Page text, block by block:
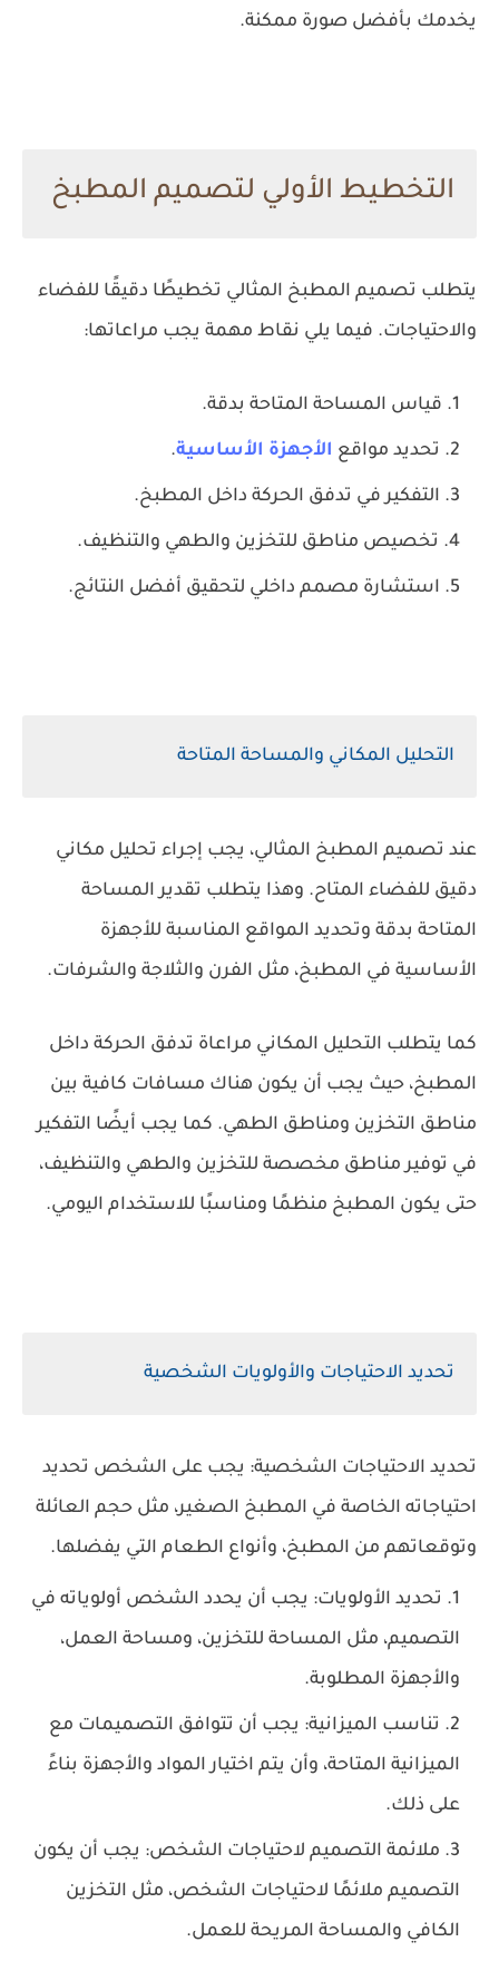
يخدمك بأفضل صورة ممكنة.
التخطيط الأولي لتصميم المطبخ
يتطلب تصميم المطبخ المثالي تخطيطًا دقيقًا للفضاء
والاحتياجات. فيما يلي نقاط مهمة يجب مراعاتها:
قياس المساحة المتاحة بدقة.
تحديد مواقع الأجهزة الأساسية.
التفكير في تدفق الحركة داخل المطبخ.
تخصيص مناطق للتخزين والطهي والتنظيف.
استشارة مصمم داخلي لتحقيق أفضل النتائج.
التحليل المكاني والمساحة المتاحة
عند تصميم المطبخ المثالي، يجب إجراء تحليل مكاني
دقيق للفضاء المتاح. وهذا يتطلب تقدير المساحة
المتاحة بدقة وتحديد المواقع المناسبة للأجهزة
الأساسية في المطبخ، مثل الفرن والثلاجة والشرفات.
كما يتطلب التحليل المكاني مراعاة تدفق الحركة داخل
المطبخ، حيث يجب أن يكون هناك مسافات كافية بين
مناطق التخزين ومناطق الطهي. كما يجب أيضًا التفكير
في توفير مناطق مخصصة للتخزين والطهي والتنظيف،
حتى يكون المطبخ منظمًا ومناسبًا للاستخدام اليومي.
تحديد الاحتياجات والأولويات الشخصية
تحديد الاحتياجات الشخصية: يجب على الشخص تحديد
احتياجاته الخاصة في المطبخ الصغير، مثل حجم العائلة
وتوقعاتهم من المطبخ، وأنواع الطعام التي يفضلها.
تحديد الأولويات: يجب أن يحدد الشخص أولوياته في
التصميم، مثل المساحة للتخزين، ومساحة العمل،
والأجهزة المطلوبة.
تناسب الميزانية: يجب أن تتوافق التصميمات مع
الميزانية المتاحة، وأن يتم اختيار المواد والأجهزة بناءً
على ذلك.
ملائمة التصميم لاحتياجات الشخص: يجب أن يكون
التصميم ملائمًا لاحتياجات الشخص، مثل التخزين
الكافي والمساحة المريحة للعمل.